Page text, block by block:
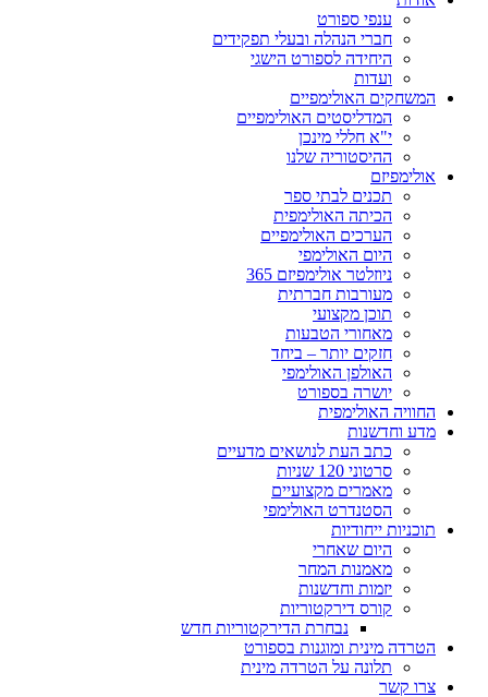
ענפי ספורט
חברי הנהלה ובעלי תפקידים
היחידה לספורט הישגי
ועדות
המשחקים האולימפיים
המדליסטים האולימפיים
י"א חללי מינכן
ההיסטוריה שלנו
אולימפיזם
תכנים לבתי ספר
הכיתה האולימפית
הערכים האולימפיים
היום האולימפי
ניוזלטר אולימפיזם 365
מעורבות חברתית
תוכן מקצועי
מאחורי הטבעות
חזקים יותר – ביחד
האולפן האולימפי
יושרה בספורט
החוויה האולימפית
מדע וחדשנות
כתב העת לנושאים מדעיים
סרטוני 120 שניות
מאמרים מקצועיים
הסטנדרט האולימפי
תוכניות ייחודיות
היום שאחרי
מאמנות המחר
יזמות וחדשנות
קורס דירקטוריות
נבחרת הדירקטוריות חדש
הטרדה מינית ומוגנות בספורט
תלונה על הטרדה מינית
צרו קשר